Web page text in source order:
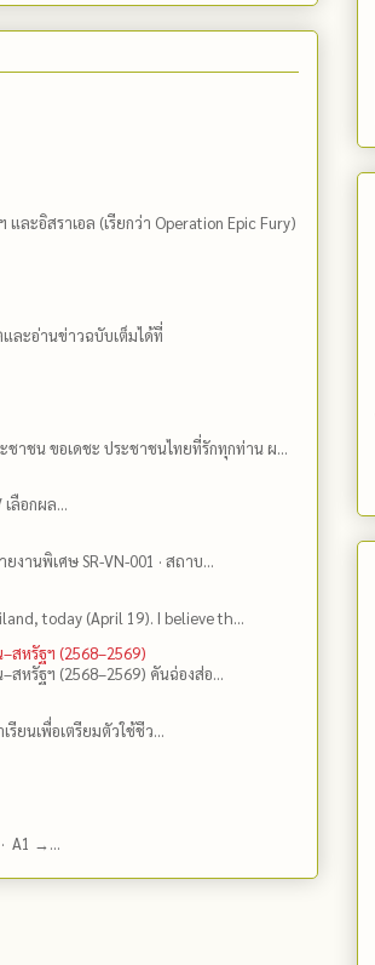
ละอิสราเอล (เรียกว่า Operation Epic Fury)
ละอ่านข่าวฉบับเต็มได้ที่
าชน ขอเดชะ ประชาชนไทยที่รักทุกท่าน ผ...
ลือกผล...
านพิเศษ SR-VN-001 · สถาบ...
today (April 19). I believe th...
สหรัฐฯ (2568–2569)
สหรัฐฯ (2568–2569) คันฉ่องส่อ...
รียนเพื่อเตรียมตัวใช้ชีว...
· A1 →...